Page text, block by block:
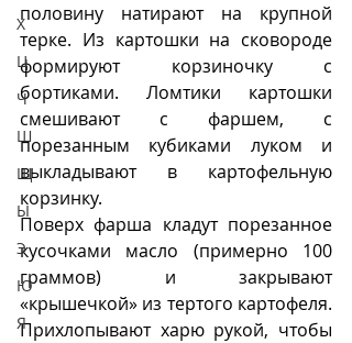
Х
Ц
Ч
Ш
Щ
Ы
Э
Ю
Я
половину натирают на крупной
терке. Из картошки на сковороде
формируют корзиночку с
бортиками. Ломтики картошки
смешивают с фаршем, с
порезанным кубиками луком и
выкладывают в картофельную
корзинку.
Поверх фарша кладут порезанное
кусочками масло (примерно 100
граммов) и закрывают
«крышечкой» из тертого картофеля.
Прихлопывают харю рукой, чтобы